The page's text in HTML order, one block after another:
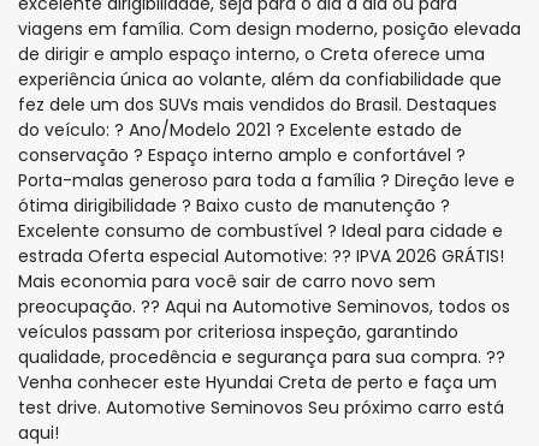
viagens em família. Com design moderno, posição elevada
de dirigir e amplo espaço interno, o Creta oferece uma
experiência única ao volante, além da confiabilidade que
fez dele um dos SUVs mais vendidos do Brasil. Destaques
do veículo: ? Ano/Modelo 2021 ? Excelente estado de
conservação ? Espaço interno amplo e confortável ?
Porta-malas generoso para toda a família ? Direção leve e
ótima dirigibilidade ? Baixo custo de manutenção ?
Excelente consumo de combustível ? Ideal para cidade e
estrada Oferta especial Automotive: ?? IPVA 2026 GRÁTIS!
Mais economia para você sair de carro novo sem
preocupação. ?? Aqui na Automotive Seminovos, todos os
veículos passam por criteriosa inspeção, garantindo
qualidade, procedência e segurança para sua compra. ??
Venha conhecer este Hyundai Creta de perto e faça um
test drive. Automotive Seminovos Seu próximo carro está
aqui!